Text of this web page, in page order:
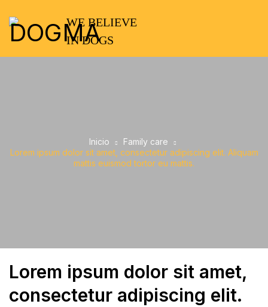
WE BELIEVE
IN DOGS
Inicio
Family care
Lorem ipsum dolor sit amet, consectetur adipiscing elit. Aliquam
mattis euismod tortor eu mattis.
Lorem ipsum dolor sit amet,
consectetur adipiscing elit.